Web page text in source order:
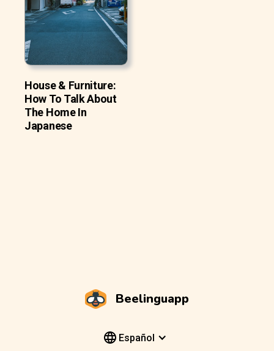
House & Furniture:
How To Talk About
The Home In
Japanese
Beelinguapp
Español